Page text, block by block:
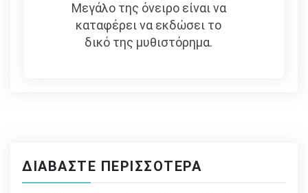
Μεγάλο της όνειρο είναι να
καταφέρει να εκδώσει το
δικό της μυθιστόρημα.
ΔΙΑΒΆΣΤΕ ΠΕΡΙΣΣΌΤΕΡΑ